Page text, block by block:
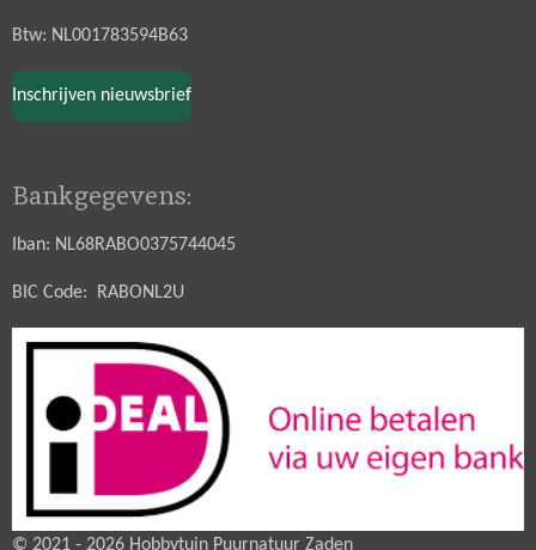
Btw: NL001783594B63
Inschrijven nieuwsbrief
Bankgegevens:
Iban: NL68RABO0375744045
BIC Code: RABONL2U
© 2021 - 2026 Hobbytuin Puurnatuur Zaden